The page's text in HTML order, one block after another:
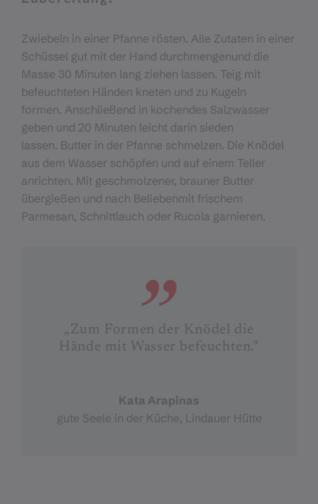
Zwiebeln in einer Pfanne rösten. Alle Zutaten in einer
Schüssel gut mit der Hand durchmengenund die
Masse 30 Minuten lang ziehen lassen. Teig mit
befeuchteten Händen kneten und zu Kugeln
formen. Anschließend in kochendes Salzwasser
geben und 20 Minuten leicht darin sieden
lassen. Butter in der Pfanne schmelzen. Die Knödel
aus dem Wasser schöpfen und auf einem Teller
anrichten. Mit geschmolzener, brauner Butter
übergießen und nach Beliebenmit frischem
Parmesan, Schnittlauch oder Rucola garnieren.
„Zum Formen der Knödel die
Hände mit Wasser befeuchten."
Kata Arapinas
gute Seele in der Küche, Lindauer Hütte